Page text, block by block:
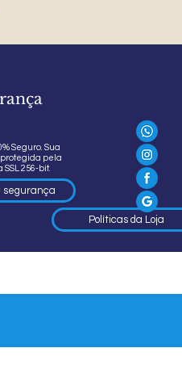
Seguro. Sua
pela
256-bit.
segurança
Políticas da Loja